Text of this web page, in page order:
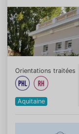
Orientations traitées
Aquitaine